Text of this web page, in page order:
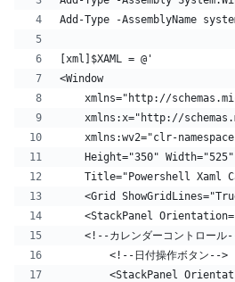
Add-Type -AssemblyName
[xml]$XAML = @'
<Window
xmlns="http://
xmlns:x="http://
xmlns:wv2="clr-
    Height="350" Width="525"
Title="Powershell Xaml
<Grid
<StackPanel
<!--カレンダーコントロール
        <!--日付操作ボタン-->
<StackPanel